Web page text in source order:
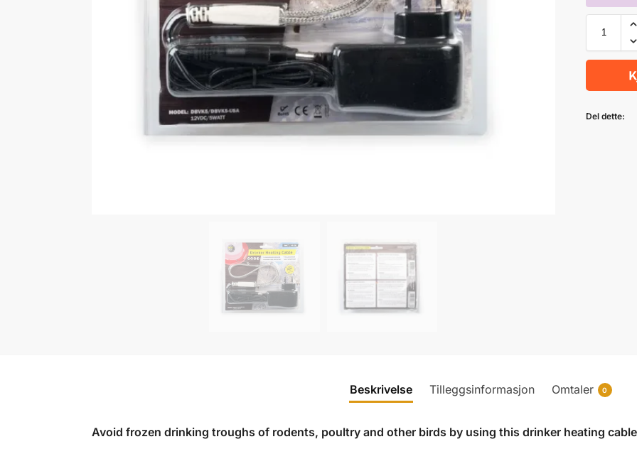
Del dette:
Beskrivelse Tilleggsinformasjon Omtaler 0
Avoid frozen drinking troughs of rodents, poultry and other birds by using this drinker heating